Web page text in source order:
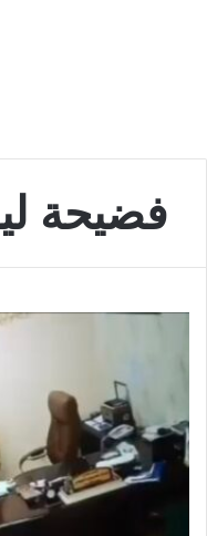
فضيحة